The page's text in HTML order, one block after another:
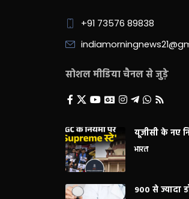
+91 73576 89838
सोशल मीडिया चैनल से जुड़े
यूजीसी के नए
भारत
900 से ज्यादा